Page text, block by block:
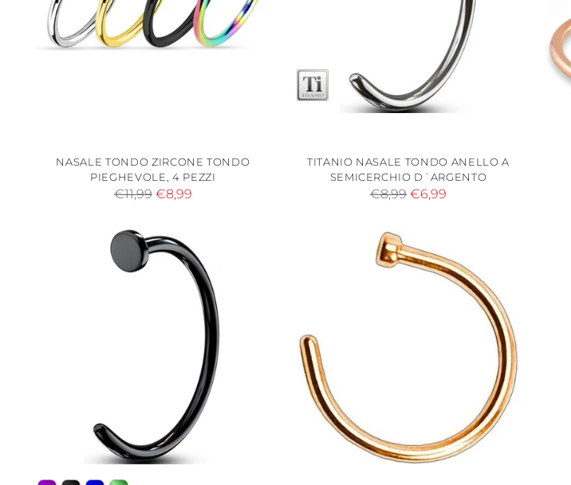
NASALE TONDO ZIRCONE TONDO
PIEGHEVOLE, 4 PEZZI
Prezzo
listino
€11,99 €8,99
TITANIO NASALE TONDO ANELLO A
SEMICERCHIO D´ARGENTO
Prezzo
listino
€8,99 €6,99